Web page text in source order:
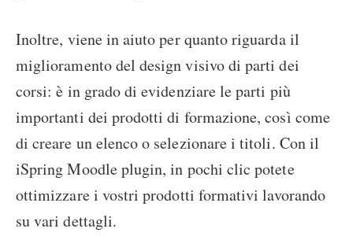
Inoltre, viene in aiuto per quanto riguarda il
miglioramento del design visivo di parti dei
corsi: è in grado di evidenziare le parti più
importanti dei prodotti di formazione, così come
di creare un elenco o selezionare i titoli. Con il
iSpring Moodle plugin, in pochi clic potete
ottimizzare i vostri prodotti formativi lavorando
su vari dettagli.